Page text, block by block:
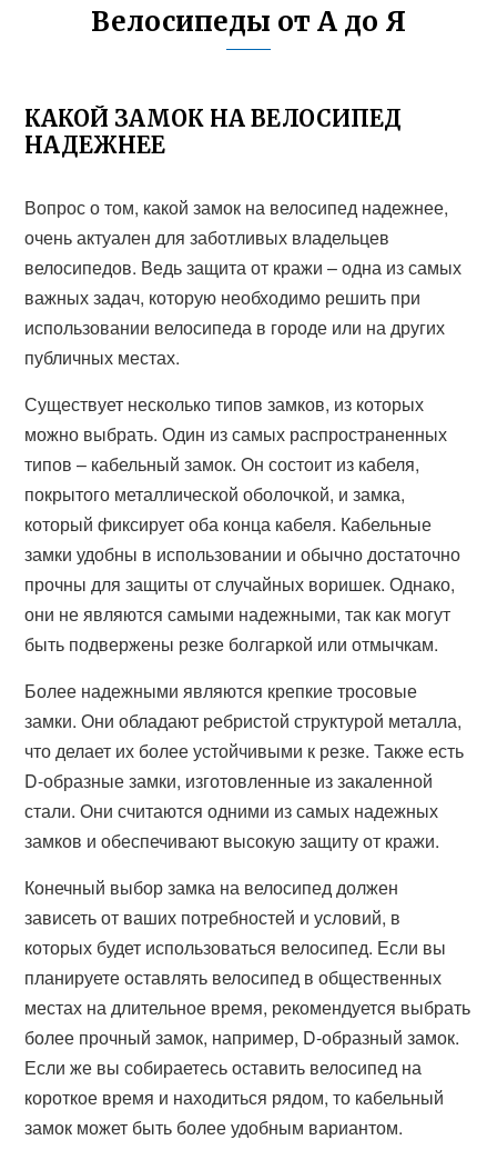
Велосипеды от А до Я
КАКОЙ ЗАМОК НА ВЕЛОСИПЕД
НАДЕЖНЕЕ
Вопрос о том, какой замок на велосипед надежнее,
очень актуален для заботливых владельцев
велосипедов. Ведь защита от кражи – одна из самых
важных задач, которую необходимо решить при
использовании велосипеда в городе или на других
публичных местах.
Существует несколько типов замков, из которых
можно выбрать. Один из самых распространенных
типов – кабельный замок. Он состоит из кабеля,
покрытого металлической оболочкой, и замка,
который фиксирует оба конца кабеля. Кабельные
замки удобны в использовании и обычно достаточно
прочны для защиты от случайных воришек. Однако,
они не являются самыми надежными, так как могут
быть подвержены резке болгаркой или отмычкам.
Более надежными являются крепкие тросовые
замки. Они обладают ребристой структурой металла,
что делает их более устойчивыми к резке. Также есть
D-образные замки, изготовленные из закаленной
стали. Они считаются одними из самых надежных
замков и обеспечивают высокую защиту от кражи.
Конечный выбор замка на велосипед должен
зависеть от ваших потребностей и условий, в
которых будет использоваться велосипед. Если вы
планируете оставлять велосипед в общественных
местах на длительное время, рекомендуется выбрать
более прочный замок, например, D-образный замок.
Если же вы собираетесь оставить велосипед на
короткое время и находиться рядом, то кабельный
замок может быть более удобным вариантом.